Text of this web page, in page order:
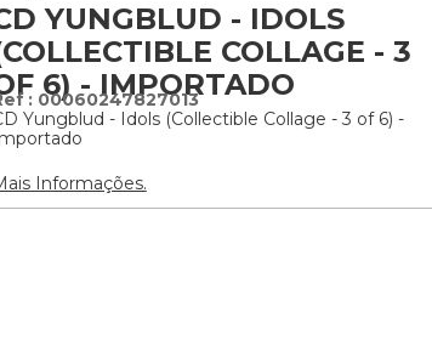
YUNGBLUD - IDOLS
COLLAGE - 3
6) - IMPORTADO
: 00060247827013
Yungblud - Idols (Collectible Collage - 3 of 6) -
Informações.